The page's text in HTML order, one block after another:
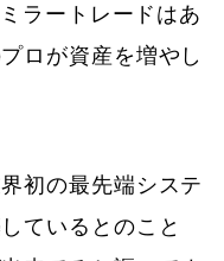
ラートレードはあ
ロが資産を増やし
初の最先端システ
ているとのこと